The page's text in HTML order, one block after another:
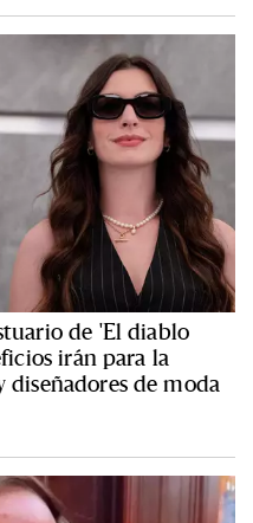
de 'El diablo
irán para la
de moda